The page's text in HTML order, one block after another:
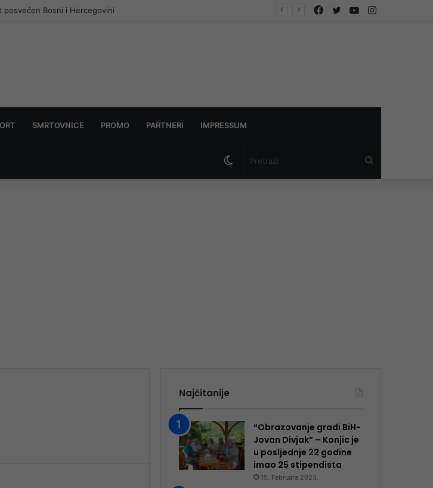
Radnik, Sloga gostuje u Širokom Brijegu YouTube
Twitter
Facebook
SMRTOVNICE PROMO PARTNERI IMPRESSUM
Switch
Najčitanije
“Obrazovanje gradi BiH-
Jovan Divjak“ – Konjic je
u posljednje 22 godine
imao 25 ​​stipendista
15. Februara 2023.